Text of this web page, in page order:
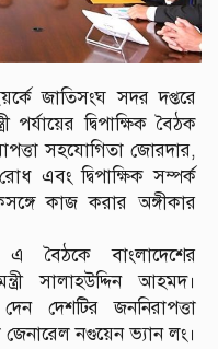
জাতিসংঘ সদর দপ্তরে
পর্যায়ের দ্বিপাক্ষিক বৈঠক
সহযোগিতা জোরদার,
এবং দ্বিপাক্ষিক সম্পর্ক
কাজ করার অঙ্গীকার
বৈঠকে বাংলাদেশের
সালাহউদ্দিন আহমদ।
দেশটির জননিরাপত্তা
জেনারেল নগুয়েন ভ্যান লং।